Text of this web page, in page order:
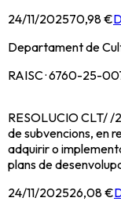
24/11/202570,98 €
Departament de
RAISC · 6760-25-
RESOLUCIO CLT/
de subvencions, en
adquirir o
plans de
24/11/202526,08 €